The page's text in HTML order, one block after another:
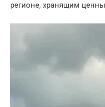
регионе, хранящим